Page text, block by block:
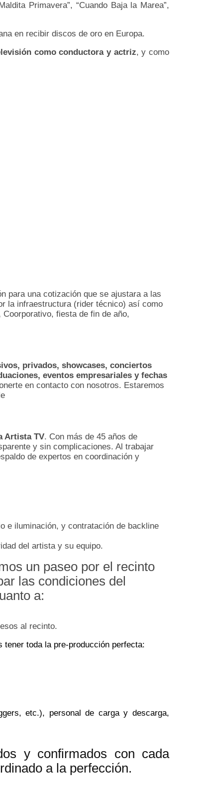
Primavera”, “Cuando Baja la Marea”,
en recibir discos de oro en Europa.
como conductora y actriz, y como
para una cotización que se ajustara a las
la infraestructura (rider técnico) así como
fiesta de fin de año,
privados, showcases, conciertos
eventos empresariales y fechas
en contacto con nosotros. Estaremos
Artista TV. Con más de 45 años de
y sin complicaciones. Al trabajar
de expertos en coordinación y
e iluminación, y contratación de backline
del artista y su equipo.
un paseo por el recinto
las condiciones del
a:
al recinto.
toda la pre-producción perfecta:
etc.), personal de carga y descarga,
y confirmados con cada
a la perfección.